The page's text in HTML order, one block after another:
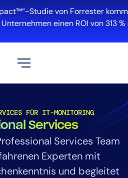
Studie von Forrester
einen ROI von 313 %
FÜR IT-MONITORING
Services
Services Team
Experten mit
und begleitet
Cloud